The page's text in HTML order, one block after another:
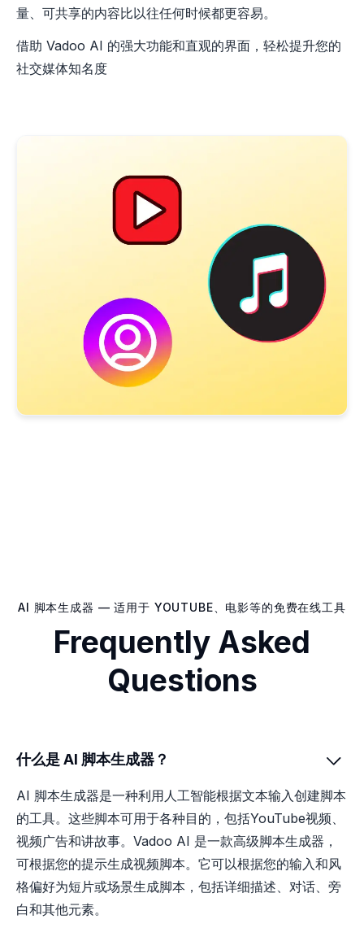
量、可共享的内容比以往任何时候都更容易。
借助 Vadoo AI 的强大功能和直观的界面，轻松提升您的
社交媒体知名度
AI 脚本生成器 — 适用于 YOUTUBE、电影等的免费在线工具
Frequently Asked
Questions
什么是 AI 脚本生成器？ 
AI 脚本生成器是一种利用人工智能根据文本输入创建脚本
的工具。这些脚本可用于各种目的，包括YouTube视频、
视频广告和讲故事。Vadoo AI 是一款高级脚本生成器，
可根据您的提示生成视频脚本。它可以根据您的输入和风
格偏好为短片或场景生成脚本，包括详细描述、对话、旁
白和其他元素。